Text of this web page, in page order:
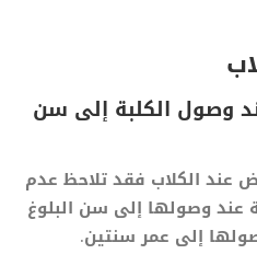
وصول الكلبة إلى سن
عند الكلاب فقد تلاحظ عدم
عند وصولها إلى سن البلوغ
إلى عمر سنتين.